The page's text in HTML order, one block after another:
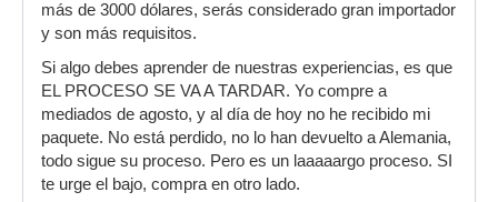
más de 3000 dólares, serás considerado gran importador
y son más requisitos.
Si algo debes aprender de nuestras experiencias, es que
EL PROCESO SE VA A TARDAR. Yo compre a
mediados de agosto, y al día de hoy no he recibido mi
paquete. No está perdido, no lo han devuelto a Alemania,
todo sigue su proceso. Pero es un laaaaargo proceso. SI
te urge el bajo, compra en otro lado.